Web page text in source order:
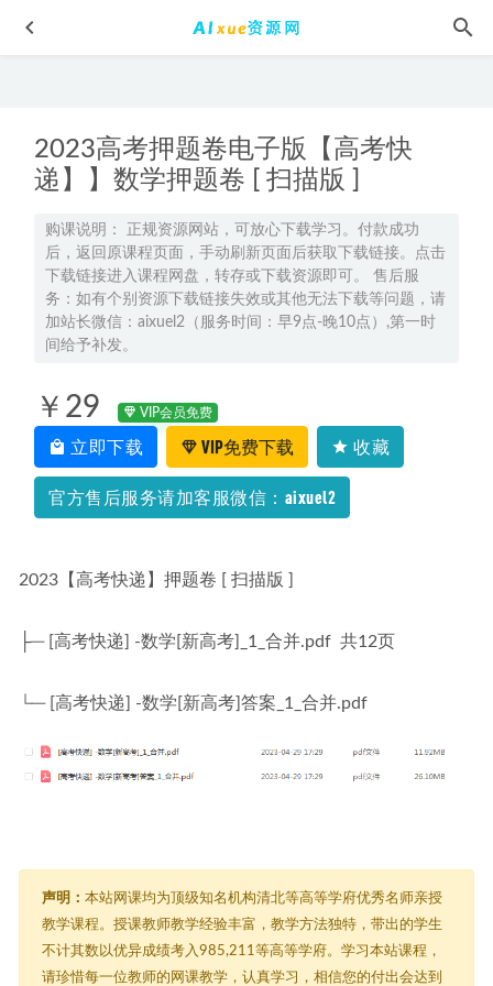
2023高考押题卷电子版【高考快
递】】数学押题卷 [ 扫描版 ]
购课说明： 正规资源网站，可放心下载学习。付款成功
后，返回原课程页面，手动刷新页面后获取下载链接。点击
下载链接进入课程网盘，转存或下载资源即可。 售后服
务：如有个别资源下载链接失效或其他无法下载等问题，请
加站长微信：aixuel2（服务时间：早9点-晚10点）,第一时
间给予补发。
￥29 VIP会员免费
立即下载 VIP免费下载 收藏
官方售后服务请加客服微信：aixuel2
2023【高考快递】押题卷 [ 扫描版 ]
├─ [高考快递] -数学[新高考]_1_合并.pdf  共12页
└─ [高考快递] -数学[新高考]答案_1_合并.pdf
声明： 本站网课均为顶级知名机构清北等高等学府优秀名师亲授
教学课程。授课教师教学经验丰富，教学方法独特，带出的学生
不计其数以优异成绩考入985,211等高等学府。学习本站课程，
请珍惜每一位教师的网课教学，认真学习，相信您的付出会达到
2025王传杨初三英语s暑假班网课教程 2024-09-24
22年高考化学网课教程2022金淑俊高三化学复习视频教程+讲
义（暑假班+秋季班）
2023-02-20
2023杨慧英高三物理a+全年班-视频教程+课堂笔记（暑/秋/
2025郭岩高三数学a班二轮复习寒假班
23年高中地理网课2023孙国勇高二地理春季班视频教程+课堂
笔记 2023-05-27